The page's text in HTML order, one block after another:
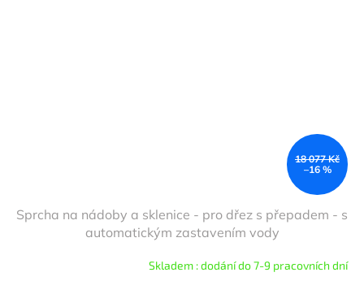
18 077 Kč
–16 %
Sprcha na nádoby a sklenice - pro dřez s přepadem - s
automatickým zastavením vody
Skladem : dodání do 7-9 pracovních dní